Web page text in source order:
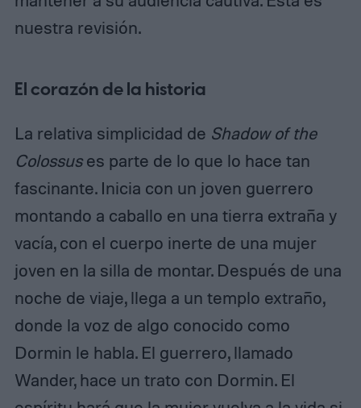
nuestra revisión.
El corazón de la historia
La relativa simplicidad de Shadow of the
Colossuses parte de lo que lo hace tan
fascinante. Inicia con un joven guerrero
montando a caballo en una tierra extraña y
vacía, con el cuerpo inerte de una mujer
joven en la silla de montar. Después de una
noche de viaje, llega a un templo extraño,
donde la voz de algo conocido como
Dormin le habla. El guerrero, llamado
Wander, hace un trato con Dormin. El